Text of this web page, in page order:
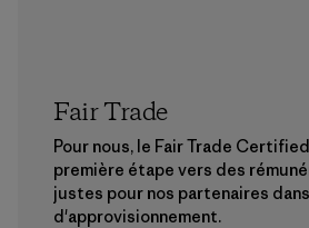
Fair Trade
Pour nous, le Fair Trade
première étape vers des
justes pour nos partenaires
d'approvisionnement.